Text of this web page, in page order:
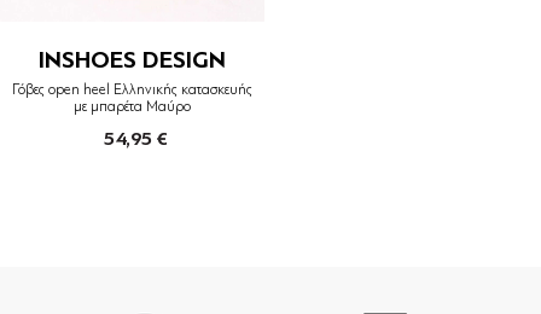
INSHOES DESIGN
Γόβες open heel Ελληνικής κατασκευής
με μπαρέτα Μαύρο
54,95 €